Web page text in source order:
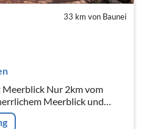
33 km von Baunei
Nur 2km vom
Meerblick und